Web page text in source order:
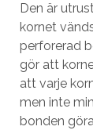
Den är
kornet
perforerad
gör att
att varje
men inte
bonden